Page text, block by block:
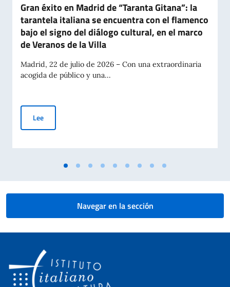
Gran éxito en Madrid de “Taranta Gitana”: la
tarantela italiana se encuentra con el flamenco
bajo el signo del diálogo cultural, en el marco
de Veranos de la Villa
Madrid, 22 de julio de 2026 – Con una extraordinaria
acogida de público y una...
LeeGran éxito en Madrid de “Taranta Gitana”: la tarantela
Navegar en la sección